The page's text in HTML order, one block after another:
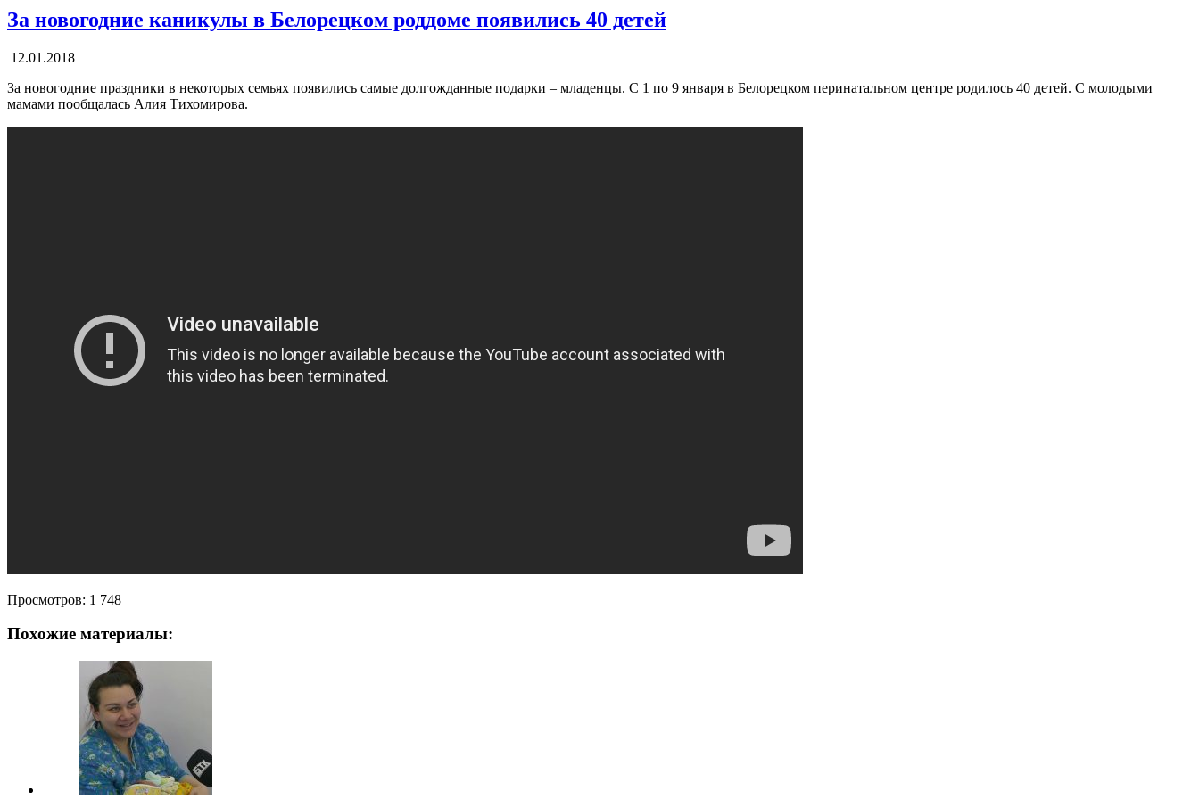
За новогодние каникулы в Белорецком роддоме появились 40 детей
12.01.2018
За новогодние праздники в некоторых семьях появились самые долгожданные подарки – младенцы. С 1 по 9 января в Белорецком перинатальном центре родилось 40 детей. С молодыми
мамами пообщалась Алия Тихомирова.
Просмотров: 1 748
Похожие материалы: